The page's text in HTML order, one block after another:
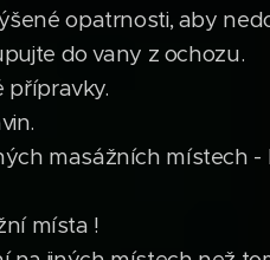
opatrnosti, aby
do vany z ochozu.
přípravky.
masážních místech -
místa !